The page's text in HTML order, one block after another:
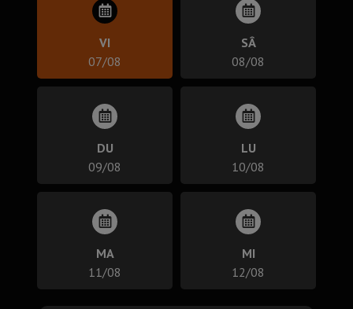
VI
07/08
SÂ
08/08
DU
09/08
LU
10/08
MA
11/08
MI
12/08